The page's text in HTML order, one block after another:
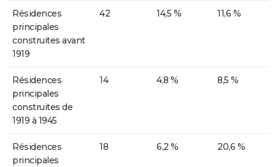
Résidences
principales
construites avant
1919
42 14,5 % 11,6 %
Résidences
principales
construites de
1919 à 1945
14 4,8 % 8,5 %
Résidences
principales
18 6,2 % 20,6 %